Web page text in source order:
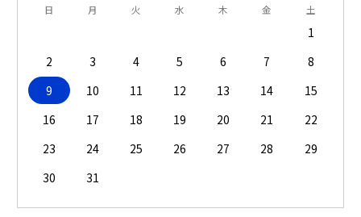
日 月 火 水 木 金 土
1
2
3 4 5 6 7
8
9
10 11 12 13 14
15
16
17 18 19 20 21
22
23
24 25 26 27 28
29
30
31